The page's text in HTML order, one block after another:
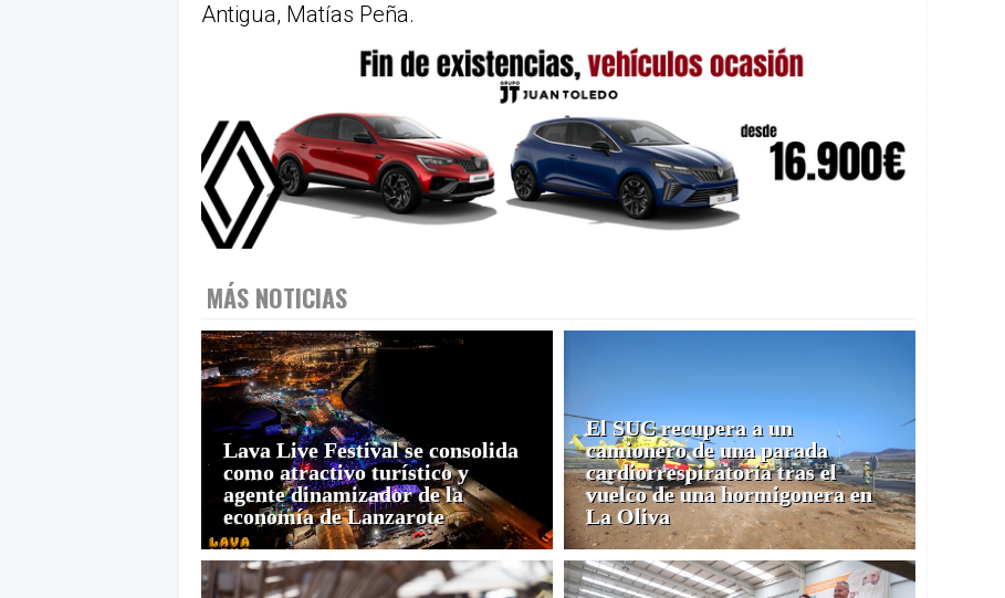
Antigua, Matías Peña.
MÁS NOTICIAS
Lava Live Festival se consolida
como atractivo turístico y
agente dinamizador de la
economía de Lanzarote
El SUC recupera a un
camionero de una parada
cardiorrespiratoria tras el
vuelco de una hormigonera en
La Oliva